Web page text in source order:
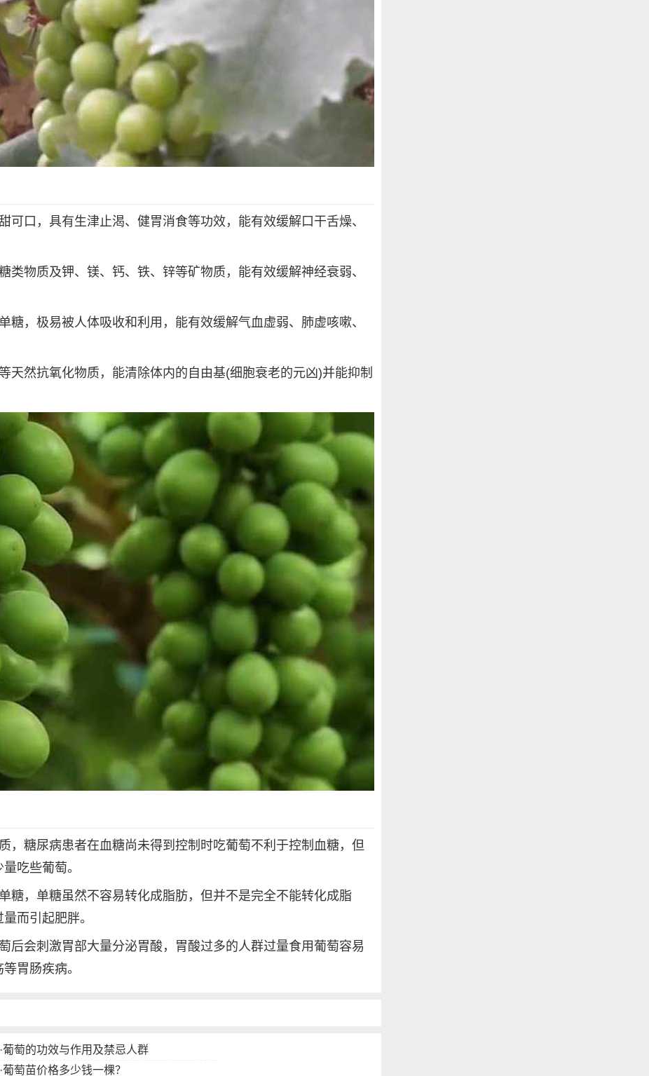
可口，具有生津止渴、健胃消食等功效，能有效缓解口干舌燥、
类物质及钾、镁、钙、铁、锌等矿物质，能有效缓解神经衰弱、
糖，极易被人体吸收和利用，能有效缓解气血虚弱、肺虚咳嗽、
天然抗氧化物质，能清除体内的自由基(细胞衰老的元凶)并能抑制
，糖尿病患者在血糖尚未得到控制时吃葡萄不利于控制血糖，但
吃些葡萄。
糖，单糖虽然不容易转化成脂肪，但并不是完全不能转化成脂
而引起肥胖。
后会刺激胃部大量分泌胃酸，胃酸过多的人群过量食用葡萄容易
胃肠疾病。
·葡萄的功效与作用及禁忌人群
·葡萄苗价格多少钱一棵？